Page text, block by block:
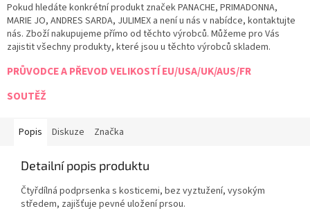
Pokud hledáte konkrétní produkt značek PANACHE, PRIMADONNA,
MARIE JO, ANDRES SARDA, JULIMEX a není u nás v nabídce, kontaktujte
nás. Zboží nakupujeme přímo od těchto výrobců. Můžeme pro Vás
zajistit všechny produkty, které jsou u těchto výrobců skladem.
PRŮVODCE A PŘEVOD VELIKOSTÍ EU/USA/UK/AUS/FR
SOUTĚŽ
Popis Diskuze Značka
Detailní popis produktu
Čtyřdílná podprsenka s kosticemi, bez vyztužení, vysokým
středem, zajišťuje pevné uložení prsou.